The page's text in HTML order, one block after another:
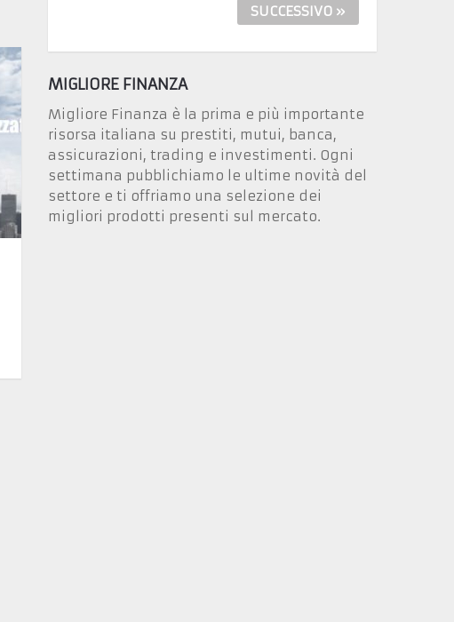
SUCCESSIVO »
MIGLIORE FINANZA
Migliore Finanza è la prima e più importante
risorsa italiana su prestiti, mutui, banca,
assicurazioni, trading e investimenti. Ogni
settimana pubblichiamo le ultime novità del
settore e ti offriamo una selezione dei
migliori prodotti presenti sul mercato.